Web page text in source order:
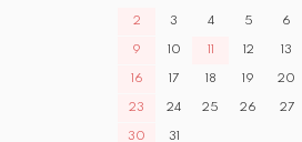
2 3 4 5 6
9 10 11 12 13
16 17 18 19 20
23 24 25 26 27
30 31